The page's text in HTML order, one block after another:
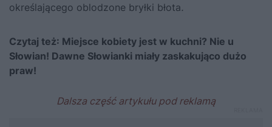
określającego oblodzone bryłki błota.
Czytaj też: Miejsce kobiety jest w kuchni? Nie u
Słowian! Dawne Słowianki miały zaskakująco dużo
praw!